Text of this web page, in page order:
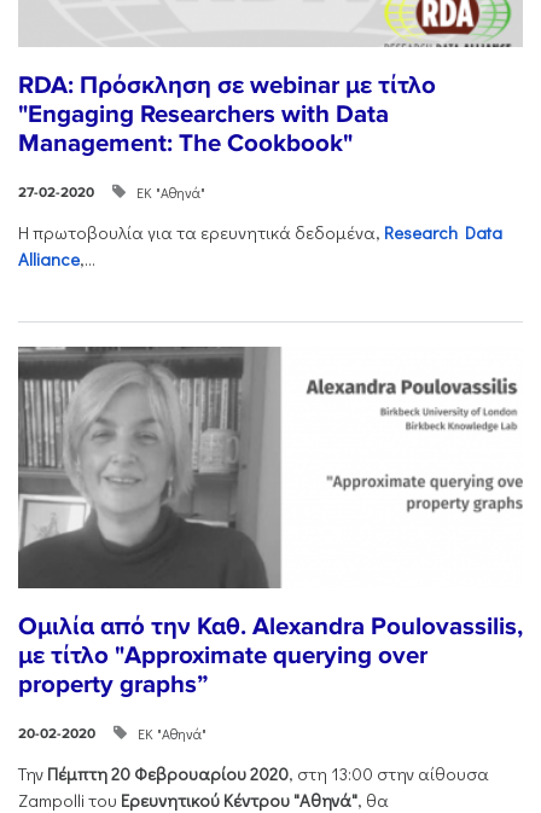
RDA: Πρόσκληση σε webinar με τίτλο
"Engaging Researchers with Data
Management: The Cookbook"
27-02-2020 ΕΚ "Αθηνά"
Η πρωτοβουλία για τα ερευνητικά δεδομένα, Research Data
Alliance,...
Ομιλία από την Καθ. Alexandra Poulovassilis,
με τίτλο "Approximate querying over
property graphs”
20-02-2020 ΕΚ "Αθηνά"
Την Πέμπτη 20 Φεβρουαρίου 2020, στη 13:00 στην αίθουσα
Zampolli του Ερευνητικού Κέντρου "Αθηνά", θα